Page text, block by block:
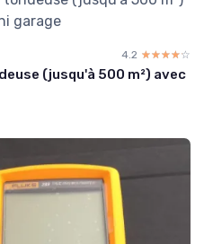
4.2 ☆☆☆☆☆
★★★★★
(jusqu'à 500 m²) avec